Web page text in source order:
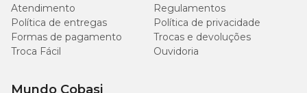
Atendimento
Regulamentos
Política de entregas
Política de privacidade
Formas de pagamento
Trocas e devoluções
Troca Fácil
Ouvidoria
Mundo Cobasi